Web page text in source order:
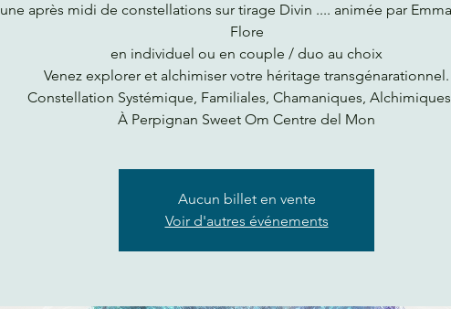
une après midi de constellations sur tirage Divin .... animée par
Flore
en individuel ou en couple / duo au choix
Venez explorer et alchimiser votre héritage transgénarationnel.
Constellation Systémique, Familiales, Chamaniques,
À Perpignan Sweet Om Centre del Mon
Aucun billet en vente
Voir d'autres événements